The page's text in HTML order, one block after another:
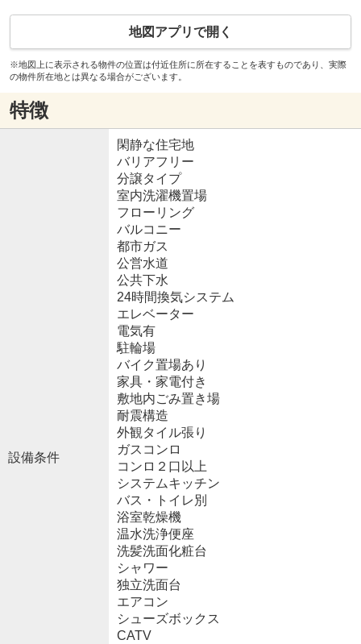
地図アプリで開く
※地図上に表示される物件の位置は付近住所に所在することを表すものであり、実際
の物件所在地とは異なる場合がございます。
特徴
設備条件
閑静な住宅地
バリアフリー
分譲タイプ
室内洗濯機置場
フローリング
バルコニー
都市ガス
公営水道
公共下水
24時間換気システム
エレベーター
電気有
駐輪場
バイク置場あり
家具・家電付き
敷地内ごみ置き場
耐震構造
外観タイル張り
ガスコンロ
コンロ２口以上
システムキッチン
バス・トイレ別
浴室乾燥機
温水洗浄便座
洗髪洗面化粧台
シャワー
独立洗面台
エアコン
シューズボックス
CATV